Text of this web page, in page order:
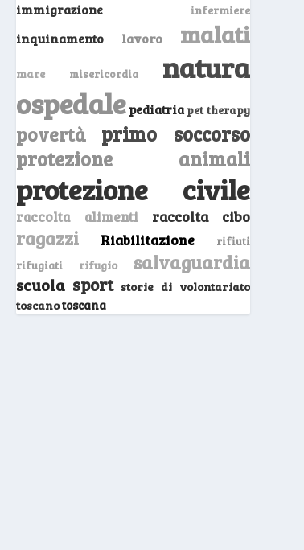
immigrazione infermiere
inquinamento lavoro malati
mare misericordia natura
ospedale pediatria pet therapy
povertà
primo soccorso
protezione animali
protezione civile
raccolta alimenti raccolta cibo
ragazzi Riabilitazione
rifiuti
rifugiati
rifugio salvaguardia
scuola sport storie di volontariato
toscanotoscana